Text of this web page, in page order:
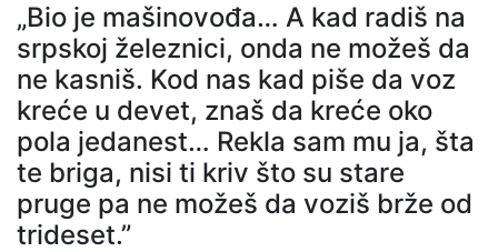
„Bio je mašinovođa… A kad radiš na
srpskoj železnici, onda ne možeš da
ne kasniš. Kod nas kad piše da voz
kreće u devet, znaš da kreće oko
pola jedanest… Rekla sam mu ja, šta
te briga, nisi ti kriv što su stare
pruge pa ne možeš da voziš brže od
trideset.”